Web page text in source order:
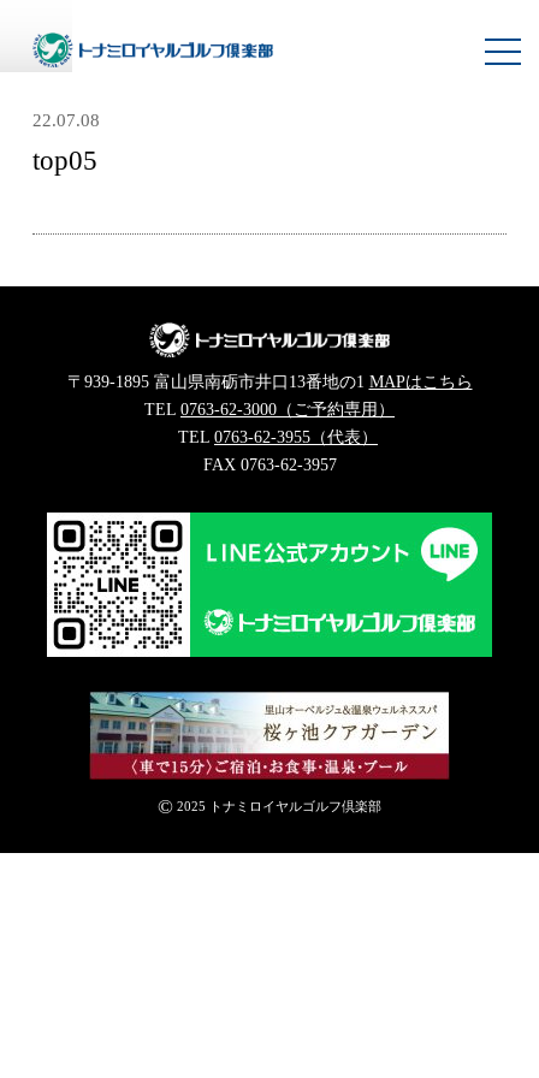
22.07.08
top05
〒939-1895 富山県南砺市井口13番地の1 MAPはこちら
TEL 0763-62-3000（ご予約専用）
TEL 0763-62-3955（代表）
FAX 0763-62-3957
© 2025 トナミロイヤルゴルフ倶楽部